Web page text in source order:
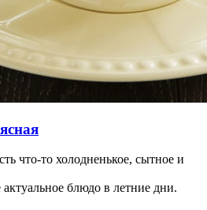
что-то холодненькое, сытное и
блюдо в летние дни.